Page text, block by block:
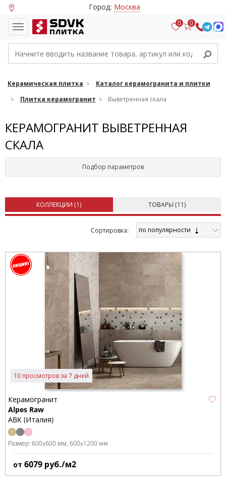
Город: Москва
0 0
Керамическая плитка
Каталог керамогранита и плитки
Плитка керамогранит
Выветренная скала
КЕРАМОГРАНИТ ВЫВЕТРЕННАЯ
СКАЛА
Подбор параметров
КОЛЛЕКЦИИ (1) ТОВАРЫ (11)
Cортировка: по популярности
10 просмотров за 7 дней
Керамогранит
Alpes Raw
ABK (Италия)
Размер: 600x600 мм 600x1200 мм
от 6079 руб./м2